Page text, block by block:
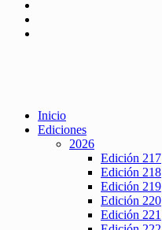
Inicio
Ediciones
2026
Edición 217
Edición 218
Edición 219
Edición 220
Edición 221